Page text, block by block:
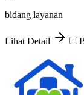
bidang layanan
Lihat Detail